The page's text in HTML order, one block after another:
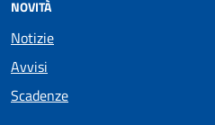
NOVITÀ
Notizie
Avvisi
Scadenze